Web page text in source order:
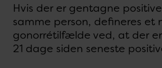
Hvis der er gentagne
samme person, defineres et
gonorrétilfælde ved, at der
21 dage siden seneste